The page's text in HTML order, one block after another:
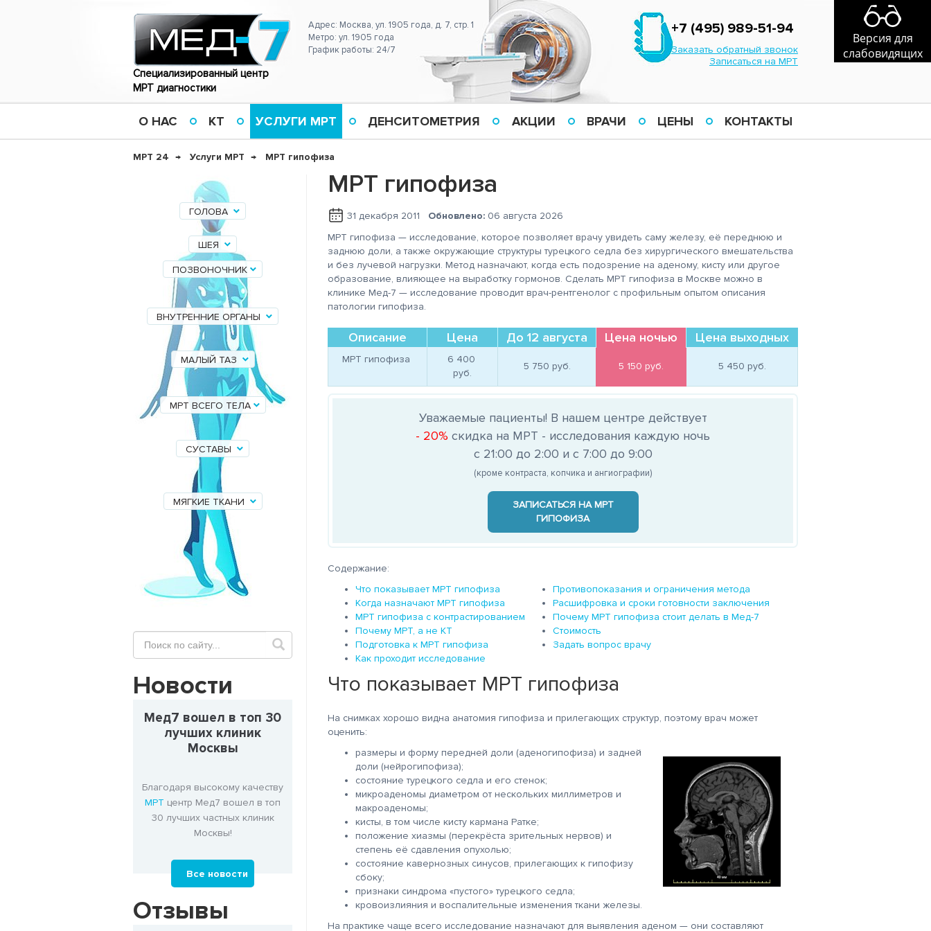
Версия для
слабовидящих
Специализированный центр
МРТ диагностики
+7 (495) 989-51-94
Заказать обратный звонок
Записаться на МРТ
Адрес: Москва, ул. 1905 года, д. 7, стр. 1
Метро: ул. 1905 года
График работы: 24/7
О НАС КТ УСЛУГИ МРТ ДЕНСИТОМЕТРИЯ АКЦИИ ВРАЧИ ЦЕНЫ КОНТАКТЫ
МРТ 24 Услуги МРТ МРТ гипофиза
ГОЛОВА
ШЕЯ
ПОЗВОНОЧНИК
ВНУТРЕННИЕ ОРГАНЫ
МАЛЫЙ ТАЗ
МРТ ВСЕГО ТЕЛА
СУСТАВЫ
МЯГКИЕ ТКАНИ
Новости
Мед7 вошел в топ 30
лучших клиник
Москвы
Благодаря высокому качеству
МРТ центр Мед7 вошел в топ
30 лучших частных клиник
Москвы!
Все новости
Отзывы
МРТ гипофиза
31 декабря 2011 Обновлено: 06 августа 2026
МРТ гипофиза — исследование, которое позволяет врачу увидеть саму железу, её переднюю и
заднюю доли, а также окружающие структуры турецкого седла без хирургического вмешательства
и без лучевой нагрузки. Метод назначают, когда есть подозрение на аденому, кисту или другое
образование, влияющее на выработку гормонов. Сделать МРТ гипофиза в Москве можно в
клинике Мед-7 — исследование проводит врач-рентгенолог с профильным опытом описания
патологии гипофиза.
Описание Цена До 12 августа Цена ночью Цена выходных
МРТ гипофиза
руб.
5 750 руб. 5 150 руб. 5 450 руб.
Уважаемые пациенты! В нашем центре действует
- 20% скидка на МРТ - исследования каждую ночь
с 21:00 до 2:00 и с 7:00 до 9:00
(кроме контраста, копчика и ангиографии)
ЗАПИСАТЬСЯ НА МРТ
ГИПОФИЗА
Содержание:
Что показывает МРТ гипофиза
Когда назначают МРТ гипофиза
МРТ гипофиза с контрастированием
Почему МРТ, а не КТ
Подготовка к МРТ гипофиза
Как проходит исследование
Противопоказания и ограничения метода
Расшифровка и сроки готовности заключения
Почему МРТ гипофиза стоит делать в Мед-7
Стоимость
Задать вопрос врачу
Что показывает МРТ гипофиза
На снимках хорошо видна анатомия гипофиза и прилегающих структур, поэтому врач может
оценить:
размеры и форму передней доли (аденогипофиза) и задней
доли (нейрогипофиза);
состояние турецкого седла и его стенок;
микроаденомы диаметром от нескольких миллиметров и
макроаденомы;
кисты, в том числе кисту кармана Ратке;
положение хиазмы (перекрёста зрительных нервов) и
степень её сдавления опухолью;
состояние кавернозных синусов, прилегающих к гипофизу
сбоку;
признаки синдрома «пустого» турецкого седла;
кровоизлияния и воспалительные изменения ткани железы.
На практике чаще всего исследование назначают для выявления аденом — они составляют